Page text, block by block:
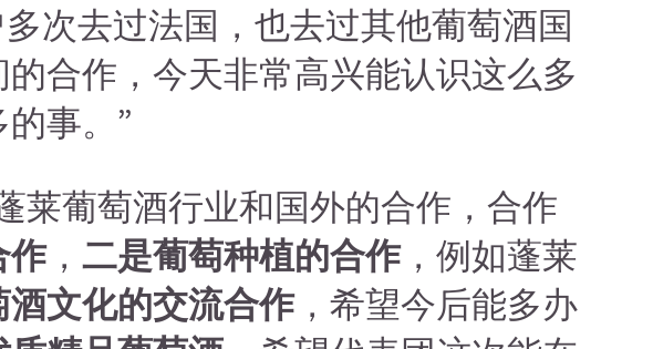
次去过法国，也去过其他葡萄酒国
合作，今天非常高兴能认识这么多
事。”
莱葡萄酒行业和国外的合作，合作
作， 二是葡萄种植的合作，例如蓬莱
酒文化的交流合作，希望今后能多办